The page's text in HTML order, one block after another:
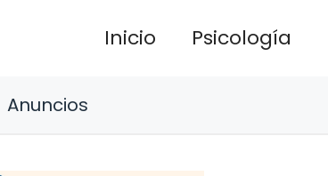
Inicio Psicología
Anuncios